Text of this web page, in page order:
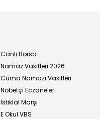
Canlı Borsa
Namaz Vakitleri 2026
Cuma Namazı Vakitleri
Nöbetçi Eczaneler
İstiklal Marşı
E Okul VBS